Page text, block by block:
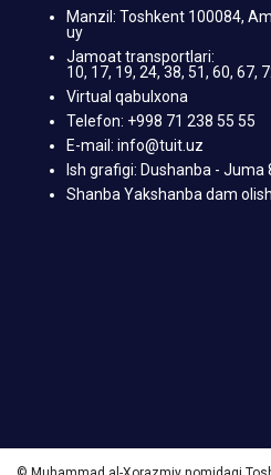
Manzil: Toshkent 100084,
uy
Jamoat transportlari:
10, 17, 19, 24, 38, 51, 60, 67,
Virtual qabulxona
Telefon: +998 71 238 55 55
E-mail: info@tuit.uz
Ish grafigi: Dushanba - Juma
Shanba Yakshanba dam